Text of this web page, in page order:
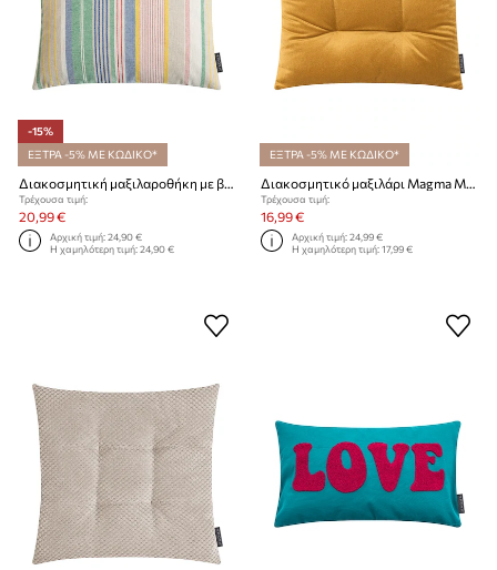
-15%
ΕΞΤΡΑ -5% ΜΕ ΚΩΔΙΚΟ*
Διακοσμητική μαξιλαροθήκη με βαμβάκι Magma Lulu 50 x 50 cm
Τρέχουσα τιμή:
20,99 €
Αρχική τιμή:24,90 €
Η χαμηλότερη τιμή:24,90 €
ΕΞΤΡΑ -5% ΜΕ ΚΩΔΙΚΟ*
Διακοσμητικό μαξιλάρι Magma Marla 42 x 42 x 6 cm
Τρέχουσα τιμή:
16,99 €
Αρχική τιμή:24,99 €
Η χαμηλότερη τιμή:17,99 €